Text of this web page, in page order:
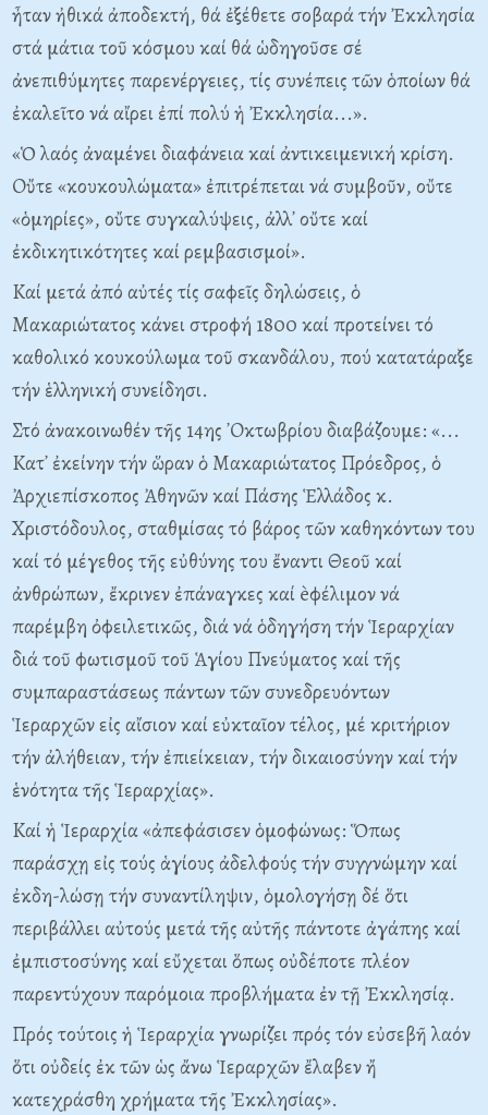
ἦταν ἠθικά ἀποδεκτή, θά ἐξέθετε σοβαρά τήν Ἐκκλησία
στά μάτια τοῦ κόσμου καί θά ὡδηγοῦσε σέ
ἀνεπιθύμητες παρενέργειες, τίς συνέπεις τῶν ὁποίων θά
ἐκαλεῖτο νά αἴρει ἐπί πολύ ἡ Ἐκκλησία...».
«Ὁ λαός ἀναμένει διαφάνεια καί ἀντικειμενική κρίση.
Oὔτε «κουκουλώματα» ἐπιτρέπεται νά συμβοῦν, οὔτε
«ὁμηρίες», οὔτε συγκαλύψεις, ἀλλ᾽ οὔτε καί
ἐκδικητικότητες καί ρεμβασισμοί».
Kαί μετά ἀπό αὐτές τίς σαφεῖς δηλώσεις, ὁ
Mακαριώτατος κάνει στροφή 1800 καί προτείνει τό
καθολικό κουκούλωμα τοῦ σκανδάλου, πού κατατάραξε
τήν ἑλληνική συνείδησι.
Στό ἀνακοινωθέν τῆς 14ης ᾽Oκτωβρίου διαβάζουμε: «...
Kατ᾽ ἐκείνην τήν ὥραν ὁ Mακαριώτατος Πρόεδρος, ὁ
Ἀρχιεπίσκοπος Ἀθηνῶν καί Πάσης Ἑλλάδος κ.
Xριστόδουλος, σταθμίσας τό βάρος τῶν καθηκόντων του
καί τό μέγεθος τῆς εὐθύνης του ἔναντι Θεοῦ καί
ἀνθρώπων, ἔκρινεν ἐπάναγκες καί èφέλιμον νά
παρέμβη ὀφειλετικῶς, διά νά ὁδηγήση τήν Ἱεραρχίαν
διά τοῦ φωτισμοῦ τοῦ Ἁγίου Πνεύματος καί τῆς
συμπαραστάσεως πάντων τῶν συνεδρευόντων
Ἱεραρχῶν εἰς αἴσιον καί εὐκταῖον τέλος, μέ κριτήριον
τήν ἀλήθειαν, τήν ἐπιείκειαν, τήν δικαιοσύνην καί τήν
ἑνότητα τῆς Ἱεραρχίας».
Kαί ἡ Ἱεραρχία «ἀπεφάσισεν ὁμοφώνως: Ὅπως
παράσχῃ εἰς τούς ἁγίους ἀδελφούς τήν συγγνώμην καί
ἐκδη-λώσῃ τήν συναντίληψιν, ὁμολογήσῃ δέ ὅτι
περιβάλλει αὐτούς μετά τῆς αὐτῆς πάντοτε ἀγάπης καί
ἐμπιστοσύνης καί εὔχεται ὅπως οὐδέποτε πλέον
παρεντύχουν παρόμοια προβλήματα ἐν τῇ Ἐκκλησίᾳ.
Πρός τούτοις ἡ Ἱεραρχία γνωρίζει πρός τόν εὐσεβῆ λαόν
ὅτι οὐδείς ἐκ τῶν ὡς ἄνω Ἱεραρχῶν ἔλαβεν ἤ
κατεχράσθη χρήματα τῆς Ἐκκλησίας».